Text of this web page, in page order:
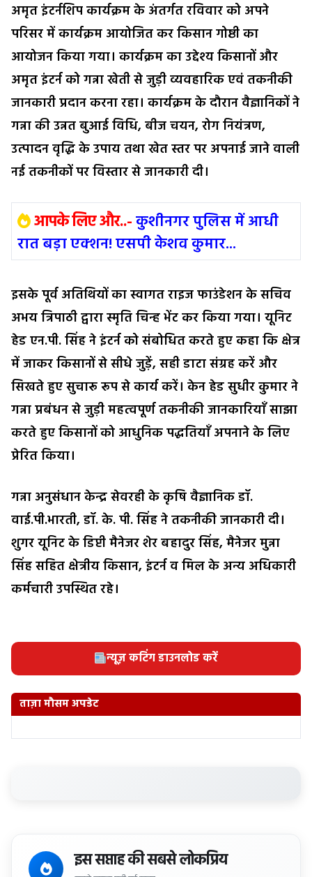
अमृत इंटर्नशिप कार्यक्रम के अंतर्गत रविवार को अपने
परिसर में कार्यक्रम आयोजित कर किसान गोष्ठी का
आयोजन किया गया। कार्यक्रम का उद्देश्य किसानों और
अमृत इंटर्न को गन्ना खेती से जुड़ी व्यवहारिक एवं तकनीकी
जानकारी प्रदान करना रहा। कार्यक्रम के दौरान वैज्ञानिकों ने
गन्ना की उन्नत बुआई विधि, बीज चयन, रोग नियंत्रण,
उत्पादन वृद्धि के उपाय तथा खेत स्तर पर अपनाई जाने वाली
नई तकनीकों पर विस्तार से जानकारी दी।
आपके लिए और..-कुशीनगर पुलिस में आधी
रात बड़ा एक्शन! एसपी केशव कुमार...
इसके पूर्व अतिथियों का स्वागत राइज फाउंडेशन के सचिव
अभय त्रिपाठी द्वारा स्मृति चिन्ह भेंट कर किया गया। यूनिट
हेड एन.पी. सिंह ने इंटर्न को संबोधित करते हुए कहा कि क्षेत्र
में जाकर किसानों से सीधे जुड़ें, सही डाटा संग्रह करें और
सिखते हुए सुचारू रूप से कार्य करें। केन हेड सुधीर कुमार ने
गन्ना प्रबंधन से जुड़ी महत्वपूर्ण तकनीकी जानकारियाँ साझा
करते हुए किसानों को आधुनिक पद्धतियाँ अपनाने के लिए
प्रेरित किया।
गन्ना अनुसंधान केन्द्र सेवरही के कृषि वैज्ञानिक डॉ.
वाई.पी.भारती, डॉ. के. पी. सिंह ने तकनीकी जानकारी दी।
शुगर यूनिट के डिप्टी मैनेजर शेर बहादुर सिंह, मैनेजर मुन्ना
सिंह सहित क्षेत्रीय किसान, इंटर्न व मिल के अन्य अधिकारी
कर्मचारी उपस्थित रहे।
न्यूज़ कटिंग डाउनलोड करें
ताज़ा मौसम अपडेट
इस सप्ताह की सबसे लोकप्रिय